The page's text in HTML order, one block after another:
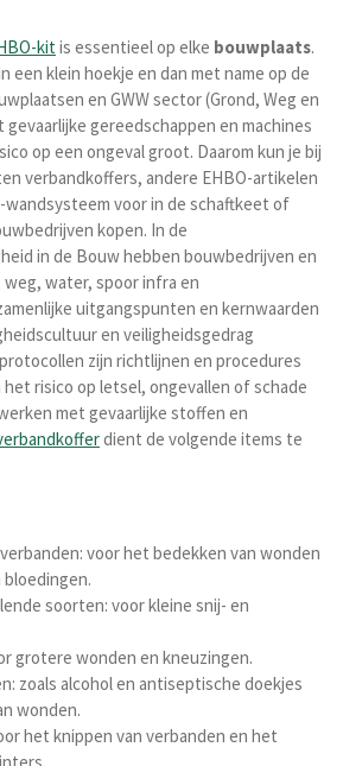
kitis essentieel op elke bouwplaats.
een klein hoekje en dan met name op de
en GWW sector (Grond, Weg en
gereedschappen en machines
op een ongeval groot. Daarom kun je bij
verbandkoffers, andere EHBO-artikelen
voor in de schaftkeet of
kopen. In de
in de Bouw hebben bouwbedrijven en
water, spoor infra en
uitgangspunten en kernwaarden
en veiligheidsgedrag
zijn richtlijnen en procedures
risico op letsel, ongevallen of schade
met gevaarlijke stoffen en
dient de volgende items te
voor het bedekken van wonden
soorten: voor kleine snij- en
grotere wonden en kneuzingen.
zoals alcohol en antiseptische doekjes
wonden.
het knippen van verbanden en het